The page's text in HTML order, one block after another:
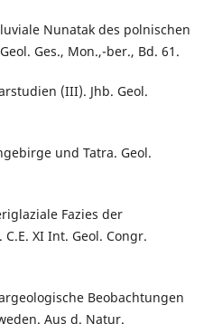
Nunatak des polnischen
Ges., Mon.,-ber., Bd. 61.
(III). Jhb. Geol.
und Tatra. Geol.
Fazies der
XI Int. Geol. Congr.
Beobachtungen
Aus d. Natur.